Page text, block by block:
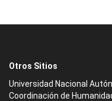
Otros Sitios
Universidad Nacional
Coordinación de